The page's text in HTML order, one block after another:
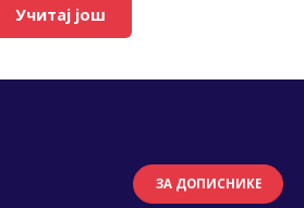
Учитај још
ЗА ДОПИСНИКЕ